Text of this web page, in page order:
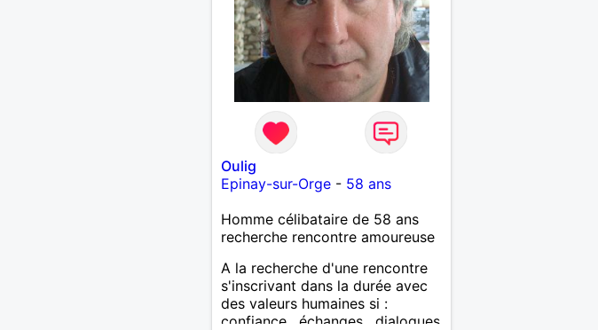
Oulig
Epinay-sur-Orge- 58 ans
Homme célibataire de 58 ans
recherche rencontre amoureuse
A la recherche d'une rencontre
s'inscrivant dans la durée avec
des valeurs humaines si :
confiance , échanges , dialogues